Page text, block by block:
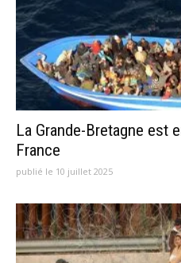
La Grande-Bretagne est
France
publié le 10 juillet 2025